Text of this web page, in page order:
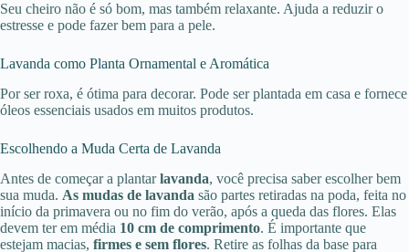
Seu cheiro não é só bom, mas também relaxante. Ajuda a reduzir o
estresse e pode fazer bem para a pele.
Lavanda como Planta Ornamental e Aromática
Por ser roxa, é ótima para decorar. Pode ser plantada em casa e fornece
óleos essenciais usados em muitos produtos.
Escolhendo a Muda Certa de Lavanda
Antes de começar a plantarlavanda, você precisa saber escolher bem
sua muda. As mudas de lavanda são partes retiradas na poda, feita no
início da primavera ou no fim do verão, após a queda das flores. Elas
devem ter em média 10 cm de comprimento. É importante que
estejam macias, firmes e sem flores. Retire as folhas da base para